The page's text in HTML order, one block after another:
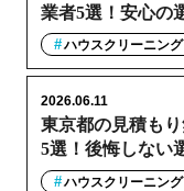
業者5選！安心の
ハウスクリーニング
東京都の見積も
5選！後悔しない
2026.06.11
ハウスクリーニング